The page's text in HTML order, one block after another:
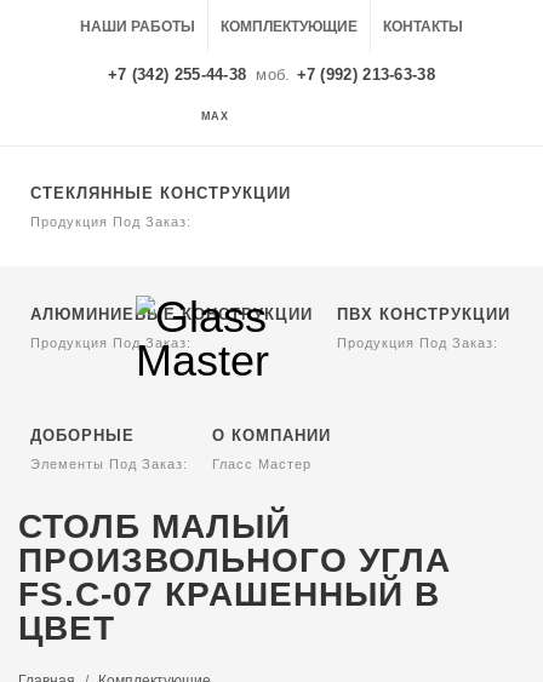
НАШИ РАБОТЫ КОМПЛЕКТУЮЩИЕ КОНТАКТЫ
+7 (342) 255-44-38 моб. +7 (992) 213-63-38
MAX
СТЕКЛЯННЫЕ КОНСТРУКЦИИ
Продукция Под Заказ:
АЛЮМИНИЕВЫЕ КОНСТРУКЦИИ
Продукция Под Заказ:
ПВХ КОНСТРУКЦИИ
Продукция Под Заказ:
ДОБОРНЫЕ
Элементы Под Заказ:
О КОМПАНИИ
Гласс Мастер
СТОЛБ МАЛЫЙ
ПРОИЗВОЛЬНОГО УГЛА
FS.C-07 КРАШЕННЫЙ В
ЦВЕТ